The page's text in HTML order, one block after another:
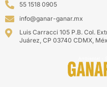
55 1518 0905
info@ganar-ganar.mx
Luis Carracci 105 P.B. Col.
Juárez, CP 03740 CDMX,